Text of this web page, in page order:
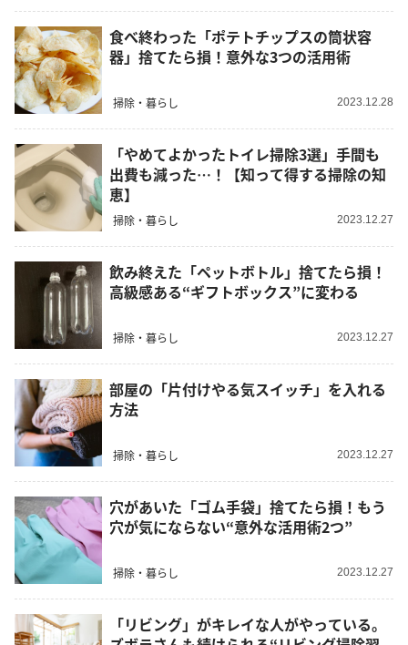
食べ終わった「ポテトチップスの筒状容
器」捨てたら損！意外な3つの活用術
掃除・暮らし 2023.12.28
「やめてよかったトイレ掃除3選」手間も
出費も減った…！【知って得する掃除の知
恵】
掃除・暮らし 2023.12.27
飲み終えた「ペットボトル」捨てたら損！
高級感ある“ギフトボックス”に変わる
掃除・暮らし 2023.12.27
部屋の「片付けやる気スイッチ」を入れる
方法
掃除・暮らし 2023.12.27
穴があいた「ゴム手袋」捨てたら損！もう
穴が気にならない“意外な活用術2つ”
掃除・暮らし 2023.12.27
「リビング」がキレイな人がやっている。